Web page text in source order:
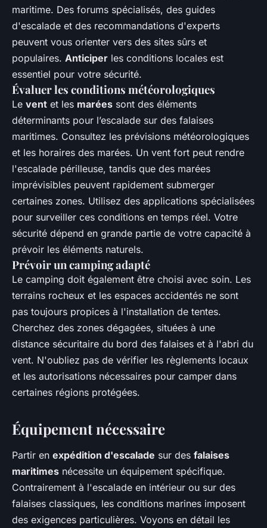
maritime. Des forums spécialisés, des guides
d'escalade et des recommandations d'experts
peuvent vous orienter vers des sites sûrs et
populaires. Anticiper les conditions locales est
essentiel pour votre sécurité.
Évaluer les conditions météorologiques
Le vent et les marées sont des éléments
déterminants pour l’escalade sur des falaises
maritimes. Consultez les prévisions météorologiques
et les horaires des marées. Un vent fort peut rendre
l'escalade périlleuse, tandis que des marées
imprévisibles peuvent rapidement submerger
certaines zones. Utilisez des applications spécialisées
pour surveiller ces conditions en temps réel. Votre
sécurité dépend en grande partie de votre capacité à
prévoir les éléments naturels.
Prévoir un camping adapté
Le camping doit également être choisi avec soin. Les
terrains rocheux et les espaces accidentés ne sont
pas toujours propices à l'installation de tentes.
Cherchez des zones dégagées, situées à une
distance sécuritaire du bord des falaises et à l'abri du
vent. N'oubliez pas de vérifier les règlements locaux
et les autorisations nécessaires pour camper dans
certaines régions protégées.
Équipement nécessaire
Partir en expédition d'escalade sur des falaises
maritimes nécessite un équipement spécifique.
Contrairement à l'escalade en intérieur ou sur des
falaises classiques, les conditions marines imposent
des exigences particulières. Voyons en détail les